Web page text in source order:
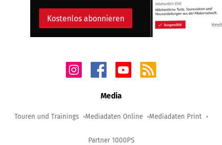
Kostenlos abonnieren
Media
Touren und Trainings Mediadaten Online Mediadaten Print
Partner 1000PS